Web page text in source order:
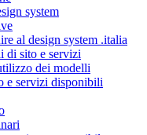
system
al design system .italia
di sito e servizi
dei modelli
e servizi disponibili